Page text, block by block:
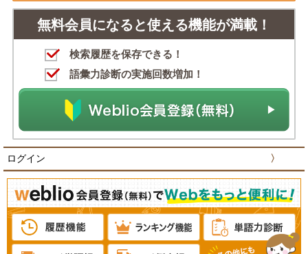
無料会員になると使える機能が満載！
検索履歴を保存できる！
語彙力診断の実施回数増加！
ログイン 〉